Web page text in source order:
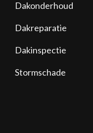
Dakonderhoud
Dakreparatie
Dakinspectie
Stormschade